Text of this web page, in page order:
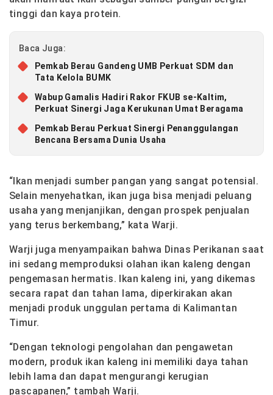
tinggi dan kaya protein.
Baca Juga:
Pemkab Berau Gandeng UMB Perkuat SDM dan
Tata Kelola BUMK
Wabup Gamalis Hadiri Rakor FKUB se-Kaltim,
Perkuat Sinergi Jaga Kerukunan Umat Beragama
Pemkab Berau Perkuat Sinergi Penanggulangan
Bencana Bersama Dunia Usaha
“Ikan menjadi sumber pangan yang sangat potensial.
Selain menyehatkan, ikan juga bisa menjadi peluang
usaha yang menjanjikan, dengan prospek penjualan
yang terus berkembang,” kata Warji.
Warji juga menyampaikan bahwa Dinas Perikanan saat
ini sedang memproduksi olahan ikan kaleng dengan
pengemasan hermatis. Ikan kaleng ini, yang dikemas
secara rapat dan tahan lama, diperkirakan akan
menjadi produk unggulan pertama di Kalimantan
Timur.
“Dengan teknologi pengolahan dan pengawetan
modern, produk ikan kaleng ini memiliki daya tahan
lebih lama dan dapat mengurangi kerugian
pascapanen,” tambah Warji.